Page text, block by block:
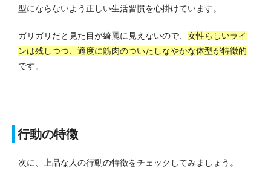
型にならないよう正しい生活習慣を心掛けています。
ガリガリだと見た目が綺麗に見えないので、 女性らしいライ
ンは残しつつ、適度に筋肉のついたしなやかな体型が特徴的
です。
行動の特徴
次に、上品な人の行動の特徴をチェックしてみましょう。